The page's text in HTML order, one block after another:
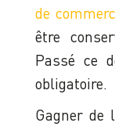
de
être
Passé ce
obligatoire.
Gagner de